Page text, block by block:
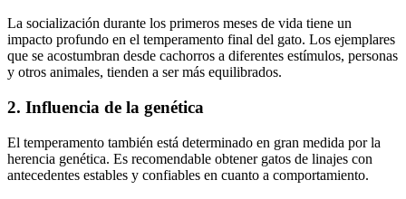
La socialización durante los primeros meses de vida tiene un
impacto profundo en el temperamento final del gato. Los ejemplares
que se acostumbran desde cachorros a diferentes estímulos, personas
y otros animales, tienden a ser más equilibrados.
2. Influencia de la genética
El temperamento también está determinado en gran medida por la
herencia genética. Es recomendable obtener gatos de linajes con
antecedentes estables y confiables en cuanto a comportamiento.